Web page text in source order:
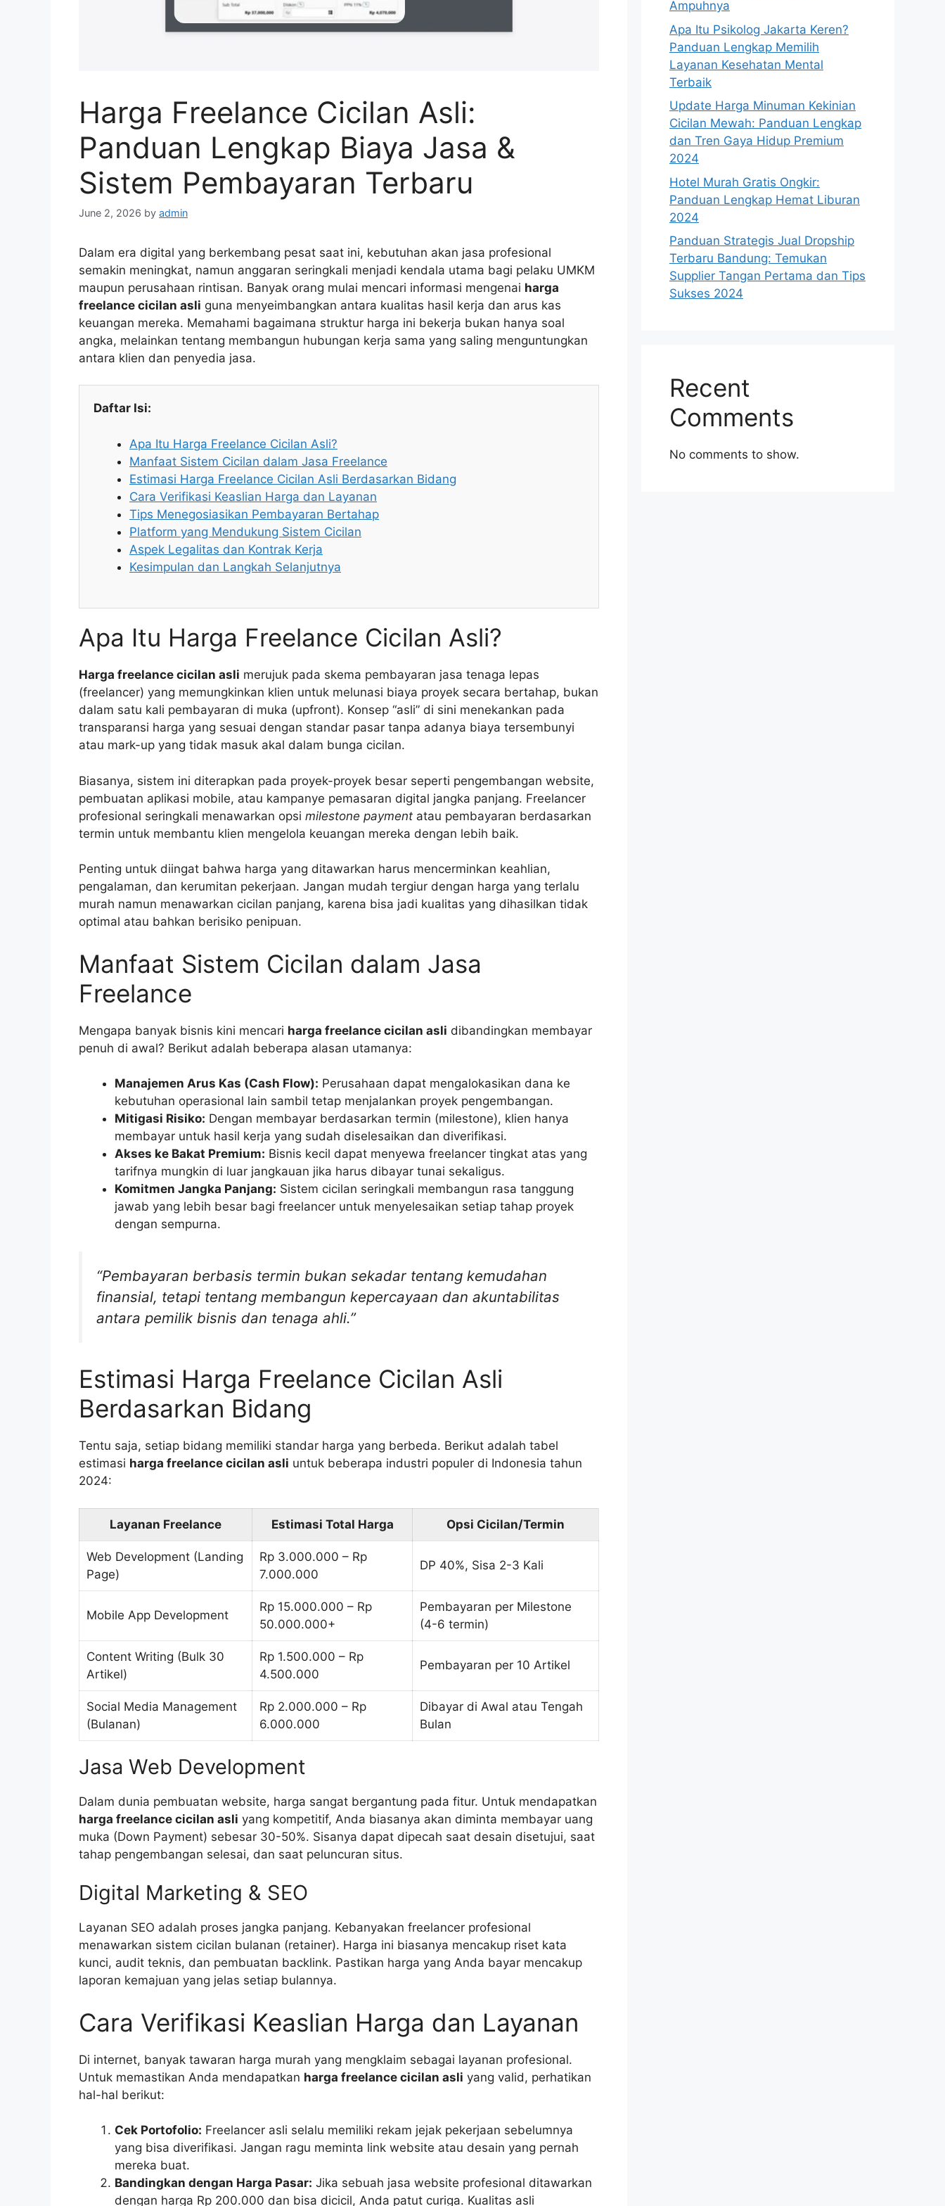
Harga Freelance Cicilan Asli:
Panduan Lengkap Biaya Jasa &
Sistem Pembayaran Terbaru
June 2, 2026 by admin
Dalam era digital yang berkembang pesat saat ini, kebutuhan akan jasa profesional
semakin meningkat, namun anggaran seringkali menjadi kendala utama bagi pelaku UMKM
maupun perusahaan rintisan. Banyak orang mulai mencari informasi mengenai harga
freelance cicilan asli guna menyeimbangkan antara kualitas hasil kerja dan arus kas
keuangan mereka. Memahami bagaimana struktur harga ini bekerja bukan hanya soal
angka, melainkan tentang membangun hubungan kerja sama yang saling menguntungkan
antara klien dan penyedia jasa.
Daftar Isi:
Apa Itu Harga Freelance Cicilan Asli?
Manfaat Sistem Cicilan dalam Jasa Freelance
Estimasi Harga Freelance Cicilan Asli Berdasarkan Bidang
Cara Verifikasi Keaslian Harga dan Layanan
Tips Menegosiasikan Pembayaran Bertahap
Platform yang Mendukung Sistem Cicilan
Aspek Legalitas dan Kontrak Kerja
Kesimpulan dan Langkah Selanjutnya
Apa Itu Harga Freelance Cicilan Asli?
Harga freelance cicilan asli merujuk pada skema pembayaran jasa tenaga lepas
(freelancer) yang memungkinkan klien untuk melunasi biaya proyek secara bertahap, bukan
dalam satu kali pembayaran di muka (upfront). Konsep “asli” di sini menekankan pada
transparansi harga yang sesuai dengan standar pasar tanpa adanya biaya tersembunyi
atau mark-up yang tidak masuk akal dalam bunga cicilan.
Biasanya, sistem ini diterapkan pada proyek-proyek besar seperti pengembangan website,
pembuatan aplikasi mobile, atau kampanye pemasaran digital jangka panjang. Freelancer
profesional seringkali menawarkan opsi milestone payment atau pembayaran berdasarkan
termin untuk membantu klien mengelola keuangan mereka dengan lebih baik.
Penting untuk diingat bahwa harga yang ditawarkan harus mencerminkan keahlian,
pengalaman, dan kerumitan pekerjaan. Jangan mudah tergiur dengan harga yang terlalu
murah namun menawarkan cicilan panjang, karena bisa jadi kualitas yang dihasilkan tidak
optimal atau bahkan berisiko penipuan.
Manfaat Sistem Cicilan dalam Jasa
Freelance
Mengapa banyak bisnis kini mencari harga freelance cicilan asli dibandingkan membayar
penuh di awal? Berikut adalah beberapa alasan utamanya:
Manajemen Arus Kas (Cash Flow): Perusahaan dapat mengalokasikan dana ke
kebutuhan operasional lain sambil tetap menjalankan proyek pengembangan.
Mitigasi Risiko: Dengan membayar berdasarkan termin (milestone), klien hanya
membayar untuk hasil kerja yang sudah diselesaikan dan diverifikasi.
Akses ke Bakat Premium: Bisnis kecil dapat menyewa freelancer tingkat atas yang
tarifnya mungkin di luar jangkauan jika harus dibayar tunai sekaligus.
Komitmen Jangka Panjang: Sistem cicilan seringkali membangun rasa tanggung
jawab yang lebih besar bagi freelancer untuk menyelesaikan setiap tahap proyek
dengan sempurna.
“Pembayaran berbasis termin bukan sekadar tentang kemudahan
finansial, tetapi tentang membangun kepercayaan dan akuntabilitas
antara pemilik bisnis dan tenaga ahli.”
Estimasi Harga Freelance Cicilan Asli
Berdasarkan Bidang
Tentu saja, setiap bidang memiliki standar harga yang berbeda. Berikut adalah tabel
estimasi harga freelance cicilan asli untuk beberapa industri populer di Indonesia tahun
2024:
Layanan Freelance Estimasi Total Harga Opsi Cicilan/Termin
Web Development (Landing
Page)
Rp 3.000.000 – Rp
7.000.000
DP 40%, Sisa 2-3 Kali
Mobile App Development
Rp 15.000.000 – Rp
50.000.000+
Pembayaran per Milestone
(4-6 termin)
Content Writing (Bulk 30
Artikel)
Rp 1.500.000 – Rp
4.500.000
Pembayaran per 10 Artikel
Social Media Management
(Bulanan)
Rp 2.000.000 – Rp
6.000.000
Dibayar di Awal atau Tengah
Bulan
Jasa Web Development
Dalam dunia pembuatan website, harga sangat bergantung pada fitur. Untuk mendapatkan
harga freelance cicilan asli yang kompetitif, Anda biasanya akan diminta membayar uang
muka (Down Payment) sebesar 30-50%. Sisanya dapat dipecah saat desain disetujui, saat
tahap pengembangan selesai, dan saat peluncuran situs.
Digital Marketing & SEO
Layanan SEO adalah proses jangka panjang. Kebanyakan freelancer profesional
menawarkan sistem cicilan bulanan (retainer). Harga ini biasanya mencakup riset kata
kunci, audit teknis, dan pembuatan backlink. Pastikan harga yang Anda bayar mencakup
laporan kemajuan yang jelas setiap bulannya.
Cara Verifikasi Keaslian Harga dan Layanan
Di internet, banyak tawaran harga murah yang mengklaim sebagai layanan profesional.
Untuk memastikan Anda mendapatkan harga freelance cicilan asli yang valid, perhatikan
hal-hal berikut:
Cek Portofolio: Freelancer asli selalu memiliki rekam jejak pekerjaan sebelumnya
yang bisa diverifikasi. Jangan ragu meminta link website atau desain yang pernah
mereka buat.
Bandingkan dengan Harga Pasar: Jika sebuah jasa website profesional ditawarkan
dengan harga Rp 200.000 dan bisa dicicil, Anda patut curiga. Kualitas asli
Ampuhnya
Apa Itu Psikolog Jakarta Keren?
Panduan Lengkap Memilih
Layanan Kesehatan Mental
Terbaik
Update Harga Minuman Kekinian
Cicilan Mewah: Panduan Lengkap
dan Tren Gaya Hidup Premium
2024
Hotel Murah Gratis Ongkir:
Panduan Lengkap Hemat Liburan
2024
Panduan Strategis Jual Dropship
Terbaru Bandung: Temukan
Supplier Tangan Pertama dan Tips
Sukses 2024
Recent
Comments
No comments to show.